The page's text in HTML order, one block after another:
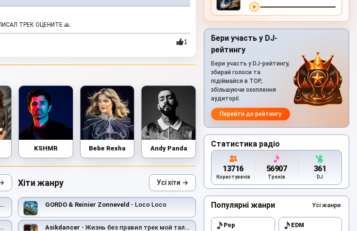
ТРЕК ОЦЕНИТЕ 🙏
1
KSHMR Bebe Rexha Andy Panda
Хіти жанру Усі хіти →
GORDO & Reinier Zonneveld - Loco Loco
Asikdancer - Жизнь без правил трек мой талисман
Бери участь у DJ-
рейтингу
Бери участь у DJ-рейтингу,
збирай голоси та
підіймайся в TOP,
збільшуючи охоплення
аудиторії.
Перейти до рейтингу
Статистика радіо
13716
Користувачів
56907
Треків
361
DJ
Популярні жанри Усі жанри
Pop EDM